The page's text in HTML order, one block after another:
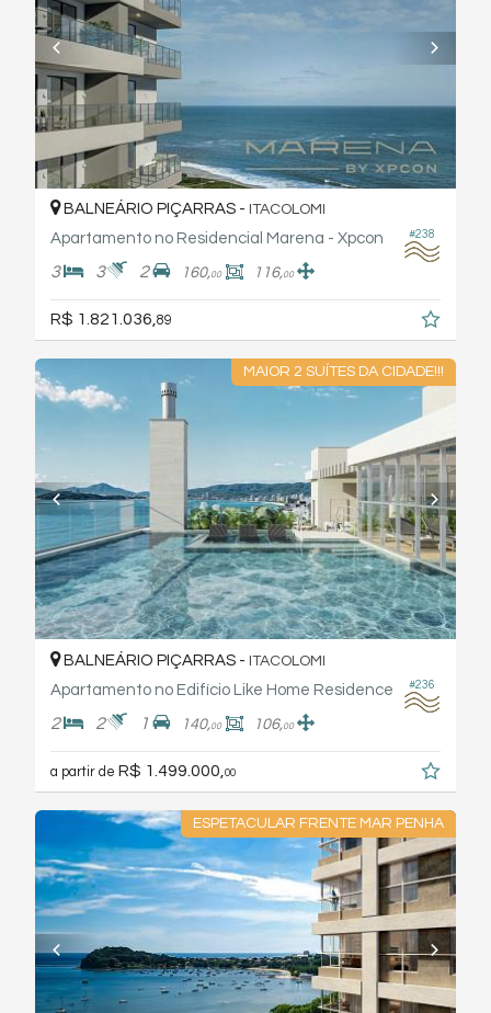
#238
BALNEÁRIO PIÇARRAS - ITACOLOMI
Apartamento no Residencial Marena - Xpcon
3 3 2 160,00 116,00
R$ 1.821.036, 89
MAIOR 2 SUÍTES DA CIDADE!!!
#236
BALNEÁRIO PIÇARRAS - ITACOLOMI
Apartamento no Edifício Like Home Residence
2 2 1 140,00 106,00
a partir de R$ 1.499.000, 00
ESPETACULAR FRENTE MAR PENHA